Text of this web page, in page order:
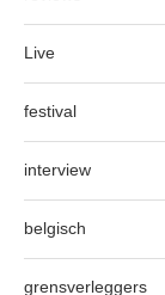
Live
festival
interview
belgisch
grensverleggers